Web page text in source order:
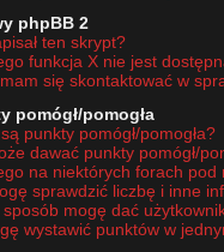
phpBB 2
ten skrypt?
funkcja X nie jest
się skontaktować w
pomógł/pomogła
punkty pomógł/pomogła?
dawać punkty pomógł/
na niektórych forach pod
sprawdzić liczbę i inne
mogę dać
wystawić punktów w